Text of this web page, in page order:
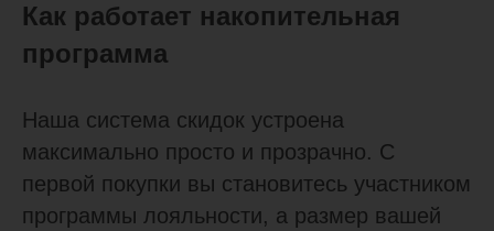
Как работает накопительная
программа
Наша система скидок устроена
максимально просто и прозрачно. С
первой покупки вы становитесь участником
программы лояльности, а размер вашей